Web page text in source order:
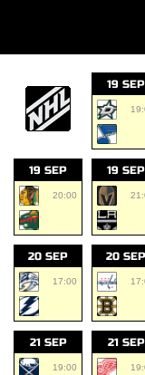
19 SEP
19 SEP
20:00
19 SEP
20 SEP
17:00
20 SEP
21 SEP
19:00
21 SEP